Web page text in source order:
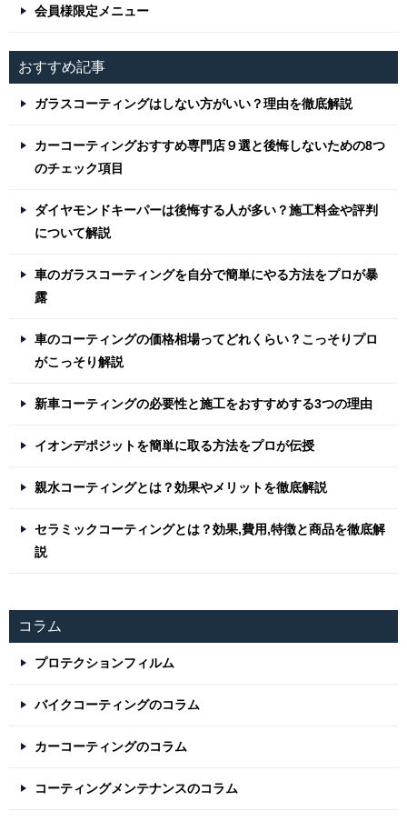
会員様限定メニュー
おすすめ記事
ガラスコーティングはしない方がいい？理由を徹底解説
カーコーティングおすすめ専門店９選と後悔しないための8つ
のチェック項目
ダイヤモンドキーパーは後悔する人が多い？施工料金や評判
について解説
車のガラスコーティングを自分で簡単にやる方法をプロが暴
露
車のコーティングの価格相場ってどれくらい？こっそりプロ
がこっそり解説
新車コーティングの必要性と施工をおすすめする3つの理由
イオンデポジットを簡単に取る方法をプロが伝授
親水コーティングとは？効果やメリットを徹底解説
セラミックコーティングとは？効果,費用,特徴と商品を徹底解
説
コラム
プロテクションフィルム
バイクコーティングのコラム
カーコーティングのコラム
コーティングメンテナンスのコラム